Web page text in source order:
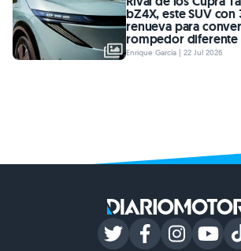
bZ4X, este SUV con
renueva para
rompedor diferente
Enrique García | 22 Jul 2026